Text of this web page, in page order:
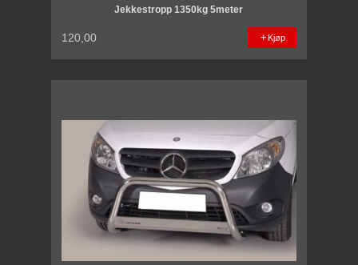
Jekkestropp 1350kg 5meter
120,00 Kjøp